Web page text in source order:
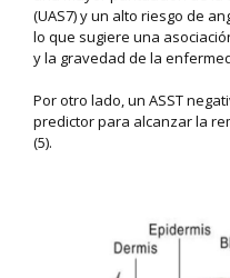
(UAS7) y un alto riesgo de
lo que sugiere una
y la gravedad de la
Por otro lado, un ASST
predictor para alcanzar la
(5).